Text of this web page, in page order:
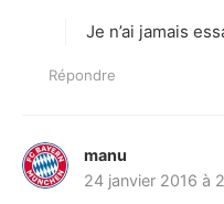
Je n’ai jamais
Répondre
manu
i
24 janvier 2016 à